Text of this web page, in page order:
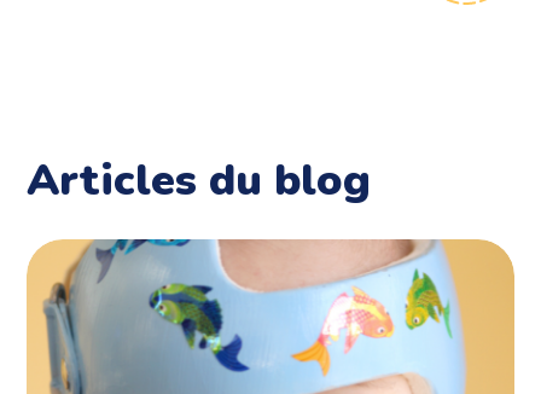
Articles du blog